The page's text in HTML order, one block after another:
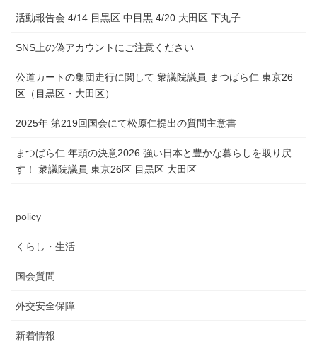
活動報告会 4/14 目黒区 中目黒 4/20 大田区 下丸子
SNS上の偽アカウントにご注意ください
公道カートの集団走行に関して 衆議院議員 まつばら仁 東京26
区（目黒区・大田区）
2025年 第219回国会にて松原仁提出の質問主意書
まつばら仁 年頭の決意2026 強い日本と豊かな暮らしを取り戻
す！ 衆議院議員 東京26区 目黒区 大田区
policy
くらし・生活
国会質問
外交安全保障
新着情報